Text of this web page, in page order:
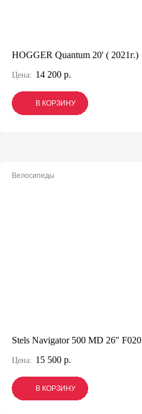
HOGGER Quantum 20' ( 2021г.)
Цена: 14 200 р.
В КОРЗИНУ
В КОРЗИНУ
В КОРЗИНУ
Велосипеды
Stels Navigator 500 MD 26" F020
Цена: 15 500 р.
В КОРЗИНУ
В КОРЗИНУ
В КОРЗИНУ